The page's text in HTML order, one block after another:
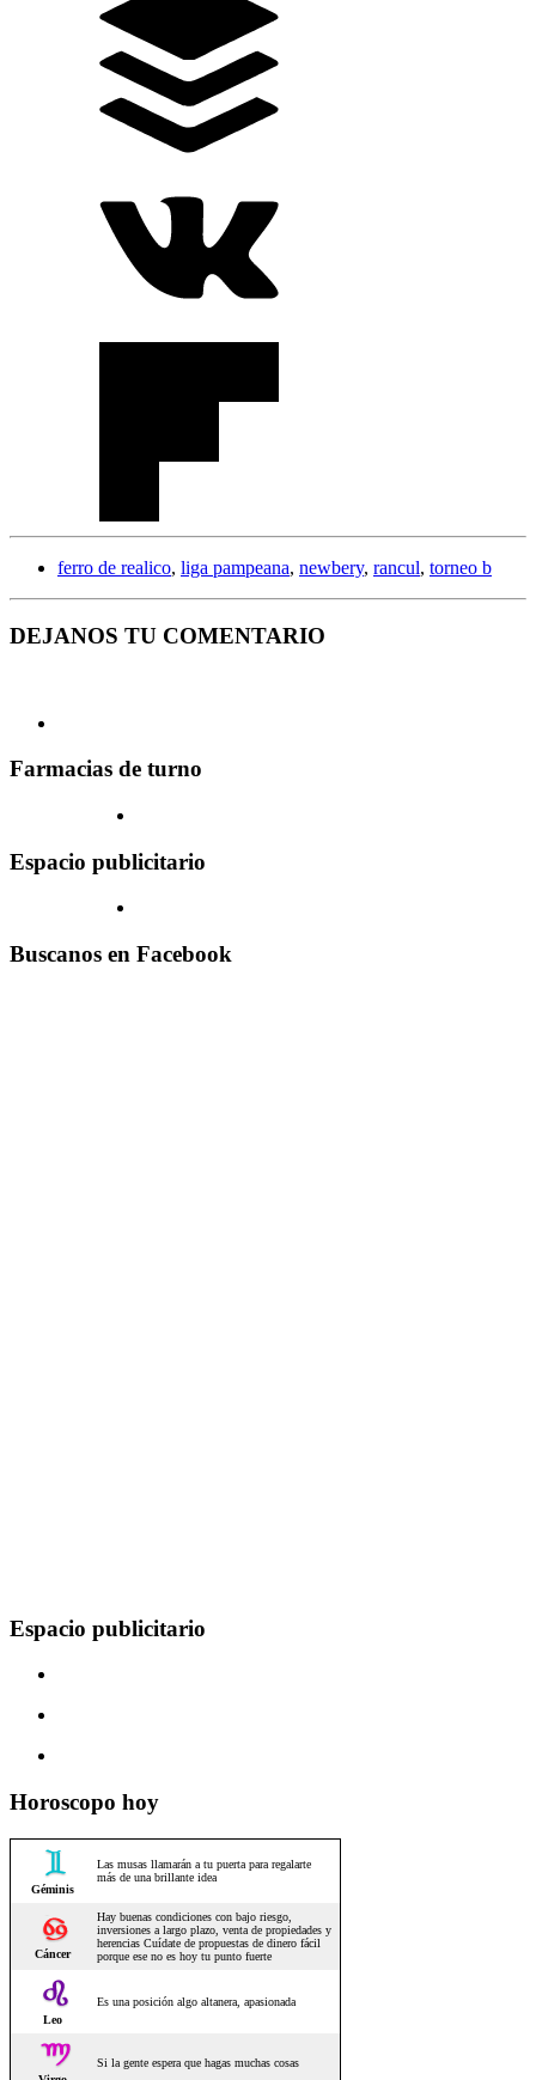
ferro de realico, liga pampeana, newbery, rancul, torneo b
DEJANOS TU COMENTARIO
Farmacias de turno
Espacio publicitario
Buscanos en Facebook
Espacio publicitario
Horoscopo hoy